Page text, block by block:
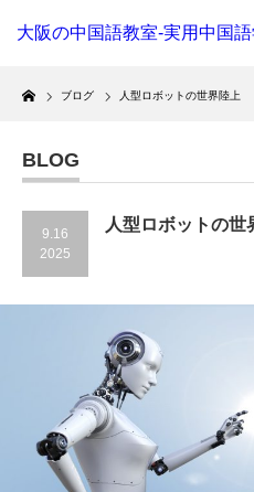
大阪の中国語教室-実用中国
Home
ブログ 人型ロボットの世界陸上
BLOG
9.16
2025
人型ロボットの世